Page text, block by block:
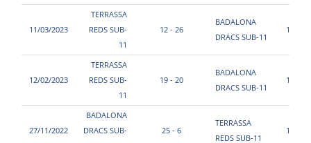
11/03/2023
TERRASSA
REDS SUB-
11
12 - 26
BADALONA
DRACS SUB-11
13:50
12/02/2023
TERRASSA
REDS SUB-
11
19 - 20
BADALONA
DRACS SUB-11
15:15
27/11/2022
BADALONA
DRACS SUB-
25 - 6
TERRASSA
REDS SUB-11
10:00